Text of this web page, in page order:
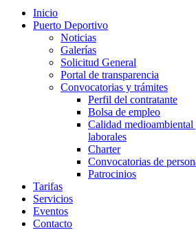
Inicio
Puerto Deportivo
Noticias
Galerías
Solicitud General
Portal de transparencia
Convocatorias y trámites
Perfil del contratante
Bolsa de empleo
Calidad
laborales
Charter
Convocatorias de
Patrocinios
Tarifas
Servicios
Eventos
Contacto